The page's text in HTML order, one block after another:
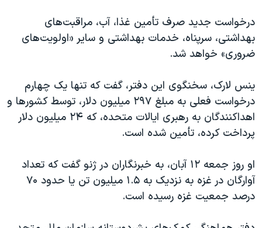
اسرائیل در جنگ
نرگس محمدی برنده جایزه نوبل صلح
صفحه‌های ویژه
سفر پرزیدنت ترامپ به چین
درخواست جدید صرف تأمین غذا، آب، مراقبت‌های
بهداشتی، سرپناه، خدمات بهداشتی و سایر «اولویت‌های
ضروری» خواهد شد.
ینس لارک، سخنگوی این دفتر، گفت که تنها یک چهارم
درخواست فعلی به مبلغ ۲۹۷ میلیون دلار، توسط کشورها و
اهداکنندگان به رهبری ایالات متحده، که ۲۴ میلیون دلار
پرداخت کرده، تأمین شده است.
او روز جمعه ۱۲ آبان، به خبرنگاران در ژنو گفت که تعداد
آوارگان در غزه به نزدیک به ۱.۵ میلیون تن یا حدود ۷۰
درصد جمعیت غزه رسیده است.